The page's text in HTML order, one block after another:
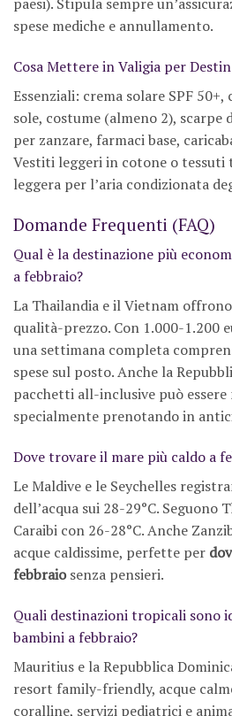
spese mediche e annullamento.
Cosa Mettere in Valigia per
Essenziali: crema solare SPF
sole, costume (almeno 2), scarpe
per zanzare, farmaci base,
Vestiti leggeri in cotone o tessuti
leggera per l’aria condizionata
Domande Frequenti (FAQ)
Qual è la destinazione più
a febbraio?
La Thailandia e il Vietnam
qualità-prezzo. Con 1.000-1.200
una settimana completa
spese sul posto. Anche la
pacchetti all-inclusive può
specialmente prenotando in
Dove trovare il mare più caldo a
Le Maldive e le Seychelles
dell’acqua sui 28-29°C. Seguono
Caraibi con 26-28°C. Anche
acque caldissime, perfette per
febbraiosenza pensieri.
Quali destinazioni tropicali sono
bambini a febbraio?
Mauritius e la Repubblica
resort family-friendly, acque
coralline, servizi pediatrici e